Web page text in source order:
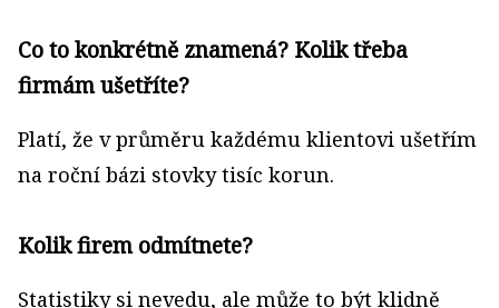
Co to konkrétně znamená? Kolik třeba
firmám ušetříte?
Platí, že v průměru každému klientovi ušetřím
na roční bázi stovky tisíc korun.
Kolik firem odmítnete?
Statistiky si nevedu, ale může to být klidně